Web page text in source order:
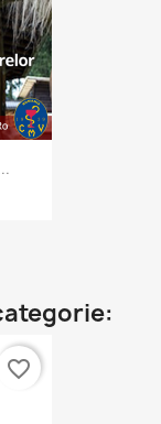
favorite_border